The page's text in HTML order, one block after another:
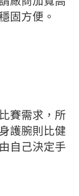
固方便。
賽需求，所
護腕則比健
自己決定手